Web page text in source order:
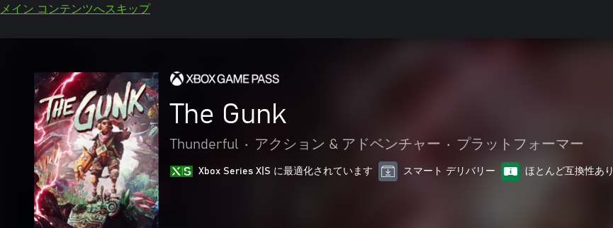
メイン コンテンツへスキップ
The Gunk
Thunderful • アクション & アドベンチャー • プラットフォーマー
Xbox Series X|S に最適化されています スマート デリバリー ほとんど互換性あり